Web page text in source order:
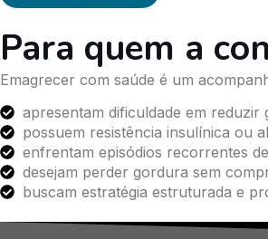
Para quem a
Emagrecer com saúde é um
apresentam dificuldade em reduzir
possuem resistência insulínica ou
enfrentam episódios recorrentes
desejam perder gordura sem
buscam estratégia estruturada e